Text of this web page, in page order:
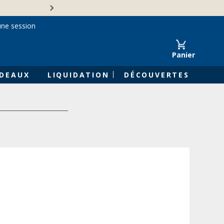
Panier
LIQUIDATION DÉCOUVERTES
session